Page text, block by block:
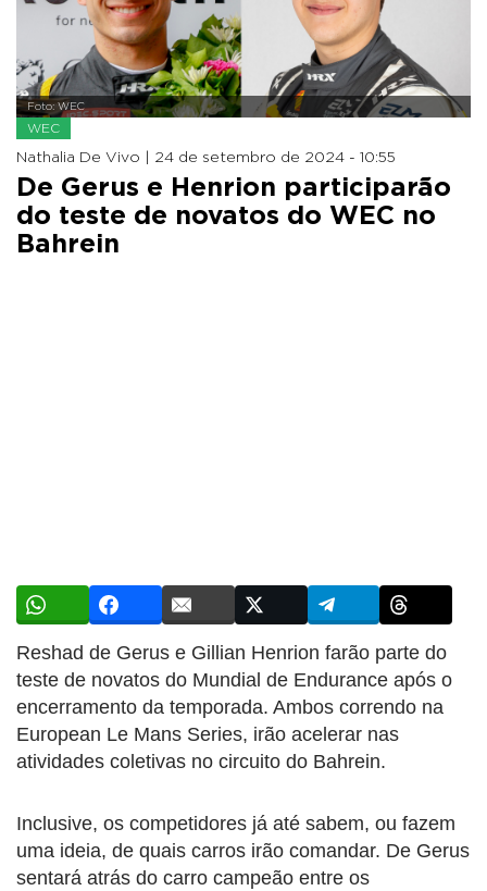
Foto: WEC
WEC
Nathalia De Vivo | 24 de setembro de 2024 - 10:55
De Gerus e Henrion participarão
do teste de novatos do WEC no
Bahrein
Reshad de Gerus e Gillian Henrion farão parte do
teste de novatos do Mundial de Endurance após o
encerramento da temporada. Ambos correndo na
European Le Mans Series, irão acelerar nas
atividades coletivas no circuito do Bahrein.
Inclusive, os competidores já até sabem, ou fazem
uma ideia, de quais carros irão comandar. De Gerus
sentará atrás do carro campeão entre os